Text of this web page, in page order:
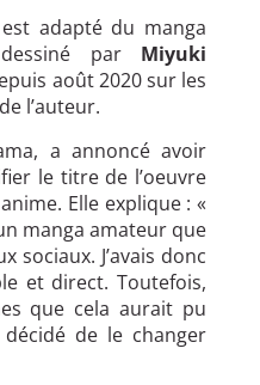
est adapté du manga
par Miyuki
août 2020 sur les
l’auteur.
a annoncé avoir
le titre de l’oeuvre
Elle explique : «
manga amateur que
sociaux. J’avais donc
et direct. Toutefois,
que cela aurait pu
décidé de le changer